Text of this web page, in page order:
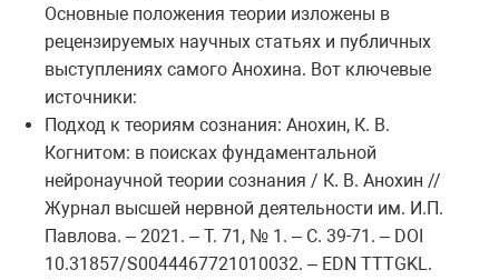
Основные положения теории изложены в
рецензируемых научных статьях и публичных
выступлениях самого Анохина. Вот ключевые
источники:
Подход к теориям сознания: Анохин, К. В.
Когнитом: в поисках фундаментальной
нейронаучной теории сознания / К. В. Анохин //
Журнал высшей нервной деятельности им. И.П.
Павлова. – 2021. – Т. 71, № 1. – С. 39-71. – DOI
10.31857/S0044467721010032. – EDN TTTGKL.